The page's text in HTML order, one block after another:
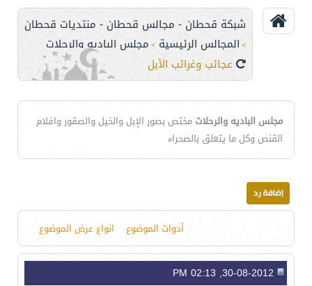
شبكة قحطان - مجالس قحطان - منتديات قحطان
> المجالس الرئيسية > مجلس الباديه والرحلات
عجائب وغرائب الأبل
مجلس الباديه والرحلات مختص بصور الإبل والخيل والصقور وافلام
القنص وكل ما يتعلق بالصحراء
أدوات الموضوع انواع عرض الموضوع